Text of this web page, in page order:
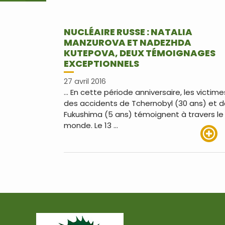
NUCLÉAIRE RUSSE : NATALIA
MANZUROVA ET NADEZHDA
KUTEPOVA, DEUX TÉMOIGNAGES
EXCEPTIONNELS
27 avril 2016
… En cette période anniversaire, les
des accidents de Tchernobyl (30 ans) et
Fukushima (5 ans) témoignent à travers le
monde. Le 13 …